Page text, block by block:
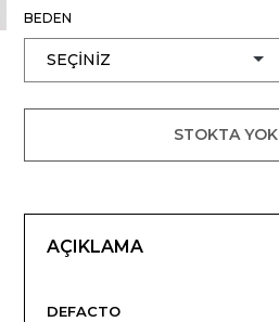
BEDEN
STOKTA YOK
AÇIKLAMA
DEFACTO